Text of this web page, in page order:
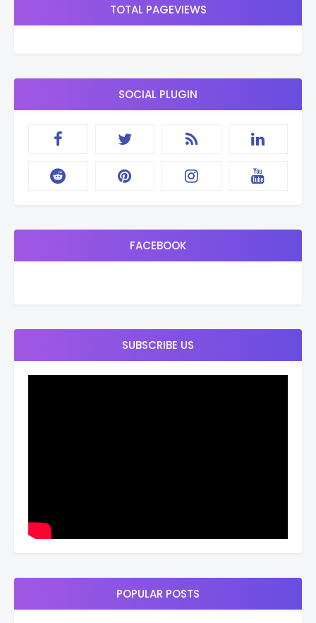
TOTAL PAGEVIEWS
SOCIAL PLUGIN
FACEBOOK
SUBSCRIBE US
POPULAR POSTS